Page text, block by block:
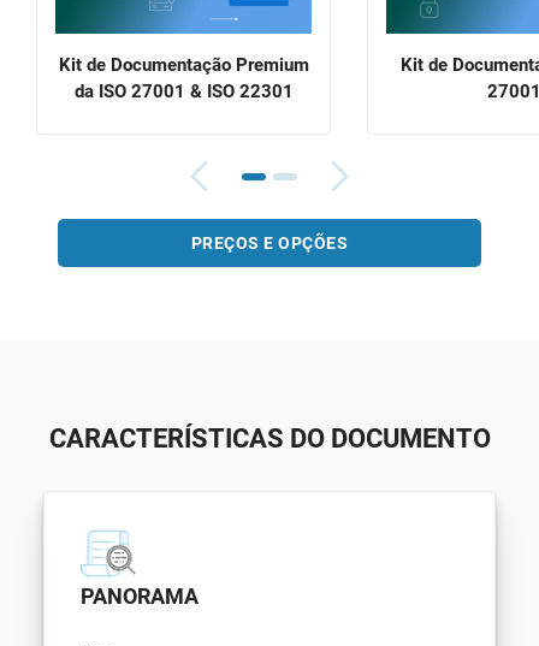
Kit de Documentação Premium
da ISO 27001 & ISO 22301
Kit de
PREÇOS E OPÇÕES
CARACTERÍSTICAS DO DOCUMENTO
PANORAMA